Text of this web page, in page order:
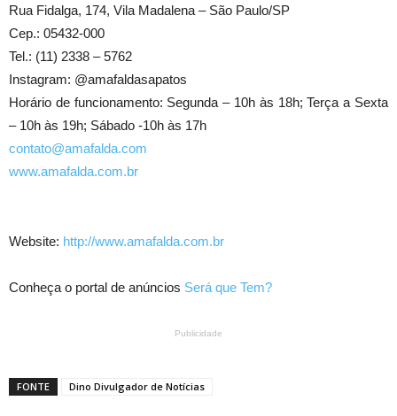
Rua Fidalga, 174, Vila Madalena – São Paulo/SP
Cep.: 05432-000
Tel.: (11) 2338 – 5762
Instagram: @amafaldasapatos
Horário de funcionamento: Segunda – 10h às 18h; Terça a Sexta
– 10h às 19h; Sábado -10h às 17h
contato@amafalda.com
www.amafalda.com.br
Website: http://www.amafalda.com.br
Conheça o portal de anúncios Será que Tem?
Publicidade
FONTE Dino Divulgador de Notícias